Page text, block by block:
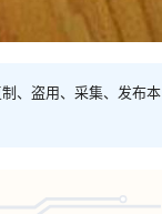
、盗用、采集、发布本